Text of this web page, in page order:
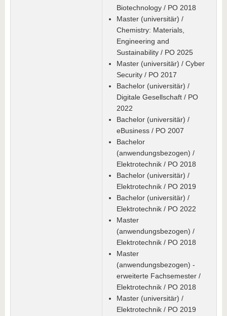
Biotechnology / PO 2018
Master (universitär) /
Chemistry: Materials,
Engineering and
Sustainability / PO 2025
Master (universitär) / Cyber
Security / PO 2017
Bachelor (universitär) /
Digitale Gesellschaft / PO
2022
Bachelor (universitär) /
eBusiness / PO 2007
Bachelor
(anwendungsbezogen) /
Elektrotechnik / PO 2018
Bachelor (universitär) /
Elektrotechnik / PO 2019
Bachelor (universitär) /
Elektrotechnik / PO 2022
Master
(anwendungsbezogen) /
Elektrotechnik / PO 2018
Master
(anwendungsbezogen) -
erweiterte Fachsemester /
Elektrotechnik / PO 2018
Master (universitär) /
Elektrotechnik / PO 2019